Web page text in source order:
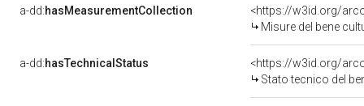
a-dd:hasMeasurementCollection
<https://w3id.org/
Misure del bene
a-dd:hasTechnicalStatus
<https://w3id.org/
Stato tecnico del